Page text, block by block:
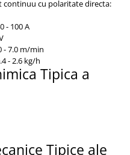
continuu cu polaritate directa:
- 100 A
- 7.0 m/min
- 2.6 kg/h
Tipica a
Tipice ale